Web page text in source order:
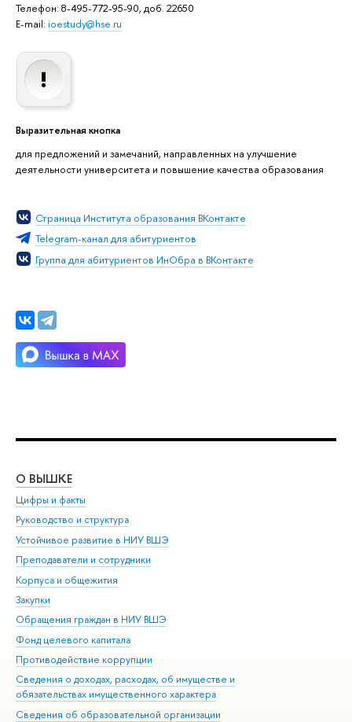
Телефон: 8-495-772-95-90, доб. 22650
E-mail: ioestudy@hse.ru
Выразительная кнопка
для предложений и замечаний, направленных на улучшение
деятельности университета и повышение качества образования
Страница Института образования ВКонтакте
Telegram-канал для абитуриентов
Группа для абитуриентов ИнОбра в ВКонтакте
О ВЫШКЕ
Цифры и факты
Руководство и структура
Устойчивое развитие в НИУ ВШЭ
Преподаватели и сотрудники
Корпуса и общежития
Закупки
Обращения граждан в НИУ ВШЭ
Фонд целевого капитала
Противодействие коррупции
Сведения о доходах, расходах, об имуществе и
обязательствах имущественного характера
Сведения об образовательной организации